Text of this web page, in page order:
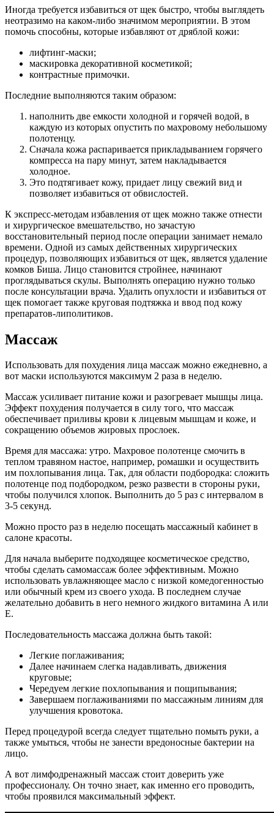
Иногда требуется избавиться от щек быстро, чтобы выглядеть
неотразимо на каком-либо значимом мероприятии. В этом
помочь способны, которые избавляют от дряблой кожи:
лифтинг-маски;
маскировка декоративной косметикой;
контрастные примочки.
Последние выполняются таким образом:
наполнить две емкости холодной и горячей водой, в
каждую из которых опустить по махровому небольшому
полотенцу.
Сначала кожа распаривается прикладыванием горячего
компресса на пару минут, затем накладывается
холодное.
Это подтягивает кожу, придает лицу свежий вид и
позволяет избавиться от обвислостей.
К экспресс-методам избавления от щек можно также отнести
и хирургическое вмешательство, но зачастую
восстановительный период после операции занимает немало
времени. Одной из самых действенных хирургических
процедур, позволяющих избавиться от щек, является удаление
комков Биша. Лицо становится стройнее, начинают
проглядываться скулы. Выполнять операцию нужно только
после консультации врача. Удалить опухлости и избавиться от
щек помогает также круговая подтяжка и ввод под кожу
препаратов-липолитиков.
Массаж
Использовать для похудения лица массаж можно ежедневно, а
вот маски используются максимум 2 раза в неделю.
Массаж усиливает питание кожи и разогревает мышцы лица.
Эффект похудения получается в силу того, что массаж
обеспечивает приливы крови к лицевым мышцам и коже, и
сокращению объемов жировых прослоек.
Время для массажа: утро. Махровое полотенце смочить в
теплом травяном настое, например, ромашки и осуществить
им похлопывания лица. Так, для области подбородка: сложить
полотенце под подбородком, резко развести в стороны руки,
чтобы получился хлопок. Выполнить до 5 раз с интервалом в
3-5 секунд.
Можно просто раз в неделю посещать массажный кабинет в
салоне красоты.
Для начала выберите подходящее косметическое средство,
чтобы сделать самомассаж более эффективным. Можно
использовать увлажняющее масло с низкой комедогенностью
или обычный крем из своего ухода. В последнем случае
желательно добавить в него немного жидкого витамина A или
E.
Последовательность массажа должна быть такой:
Легкие поглаживания;
Далее начинаем слегка надавливать, движения
круговые;
Чередуем легкие похлопывания и пощипывания;
Завершаем поглаживаниями по массажным линиям для
улучшения кровотока.
Перед процедурой всегда следует тщательно помыть руки, а
также умыться, чтобы не занести вредоносные бактерии на
лицо.
А вот лимфодренажный массаж стоит доверить уже
профессионалу. Он точно знает, как именно его проводить,
чтобы проявился максимальный эффект.